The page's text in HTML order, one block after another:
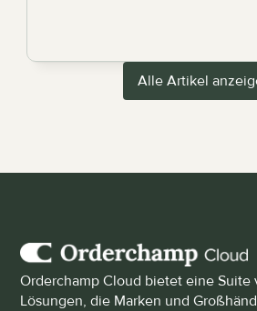
Alle Artikel
Orderchamp Cloud bietet eine Suite
Lösungen, die Marken und